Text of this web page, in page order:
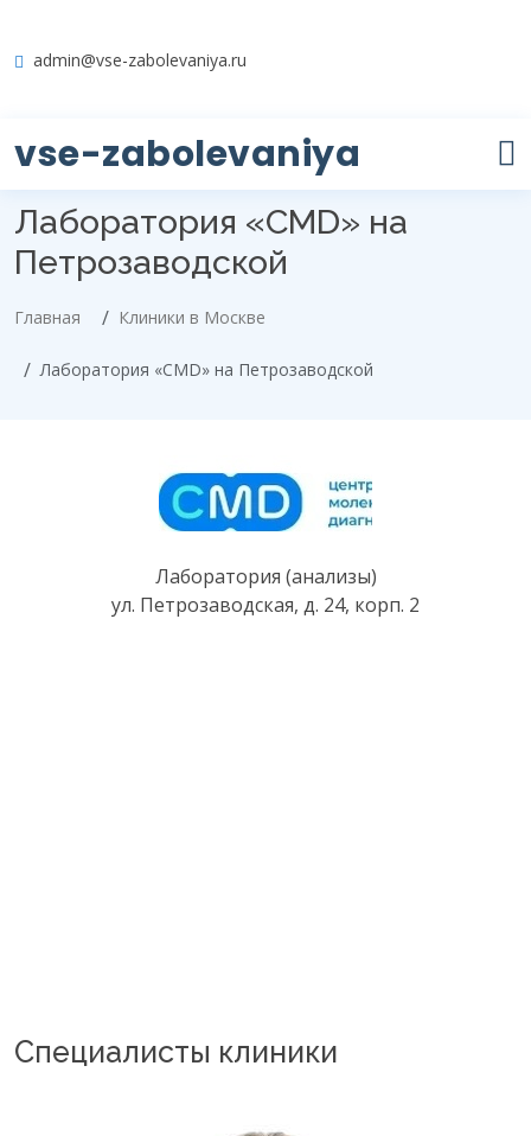
admin@vse-zabolevaniya.ru
vse-zabolevaniya
Лаборатория «CMD» на
Петрозаводской
Главная Клиники в Москве
Лаборатория «CMD» на Петрозаводской
Лаборатория (анализы)
ул. Петрозаводская, д. 24, корп. 2
Специалисты клиники